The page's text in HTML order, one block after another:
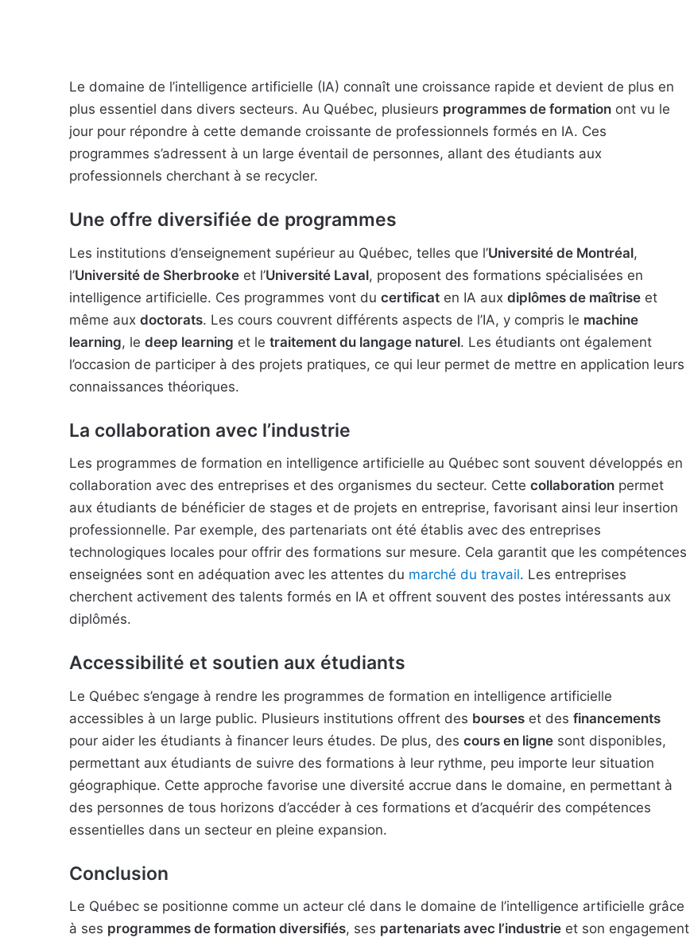
Le domaine de l’intelligence artificielle (IA) connaît une croissance rapide et devient de plus en
plus essentiel dans divers secteurs. Au Québec, plusieurs programmes de formation ont vu le
jour pour répondre à cette demande croissante de professionnels formés en IA. Ces
programmes s’adressent à un large éventail de personnes, allant des étudiants aux
professionnels cherchant à se recycler.
Une offre diversifiée de programmes
Les institutions d’enseignement supérieur au Québec, telles que l’Université de Montréal,
l’Université de Sherbrooke et l’Université Laval, proposent des formations spécialisées en
intelligence artificielle. Ces programmes vont du certificat en IA aux diplômes de maîtrise et
même aux doctorats. Les cours couvrent différents aspects de l’IA, y compris le machine
learning, le deep learning et le traitement du langage naturel. Les étudiants ont également
l’occasion de participer à des projets pratiques, ce qui leur permet de mettre en application leurs
connaissances théoriques.
La collaboration avec l’industrie
Les programmes de formation en intelligence artificielle au Québec sont souvent développés en
collaboration avec des entreprises et des organismes du secteur. Cette collaboration permet
aux étudiants de bénéficier de stages et de projets en entreprise, favorisant ainsi leur insertion
professionnelle. Par exemple, des partenariats ont été établis avec des entreprises
technologiques locales pour offrir des formations sur mesure. Cela garantit que les compétences
enseignées sont en adéquation avec les attentes du marché du travail. Les entreprises
cherchent activement des talents formés en IA et offrent souvent des postes intéressants aux
diplômés.
Accessibilité et soutien aux étudiants
Le Québec s’engage à rendre les programmes de formation en intelligence artificielle
accessibles à un large public. Plusieurs institutions offrent des bourses et des financements
pour aider les étudiants à financer leurs études. De plus, des cours en ligne sont disponibles,
permettant aux étudiants de suivre des formations à leur rythme, peu importe leur situation
géographique. Cette approche favorise une diversité accrue dans le domaine, en permettant à
des personnes de tous horizons d’accéder à ces formations et d’acquérir des compétences
essentielles dans un secteur en pleine expansion.
Conclusion
Le Québec se positionne comme un acteur clé dans le domaine de l’intelligence artificielle grâce
à ses programmes de formation diversifiés, ses partenariats avec l’industrie et son engagement